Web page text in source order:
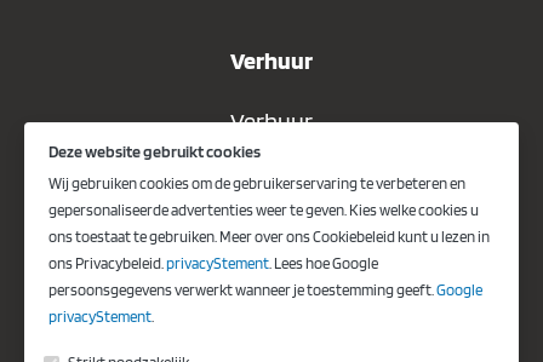
Verhuur
Verhuur
Vacatures
Vacature monteur
Deze website gebruikt cookies
Wij gebruiken cookies om de gebruikerservaring te verbeteren en
gepersonaliseerde advertenties weer te geven. Kies welke cookies u
ons toestaat te gebruiken. Meer over ons Cookiebeleid kunt u lezen in
ons Privacybeleid.privacyStement. Lees hoe Google
persoonsgegevens verwerkt wanneer je toestemming geeft.Google
privacyStement.